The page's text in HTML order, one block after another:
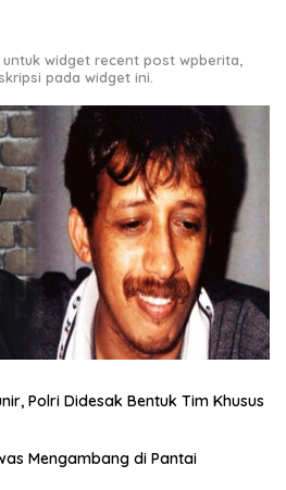
widget recent post wpberita,
pada widget ini.
Polri Didesak Bentuk Tim Khusus
Mengambang di Pantai